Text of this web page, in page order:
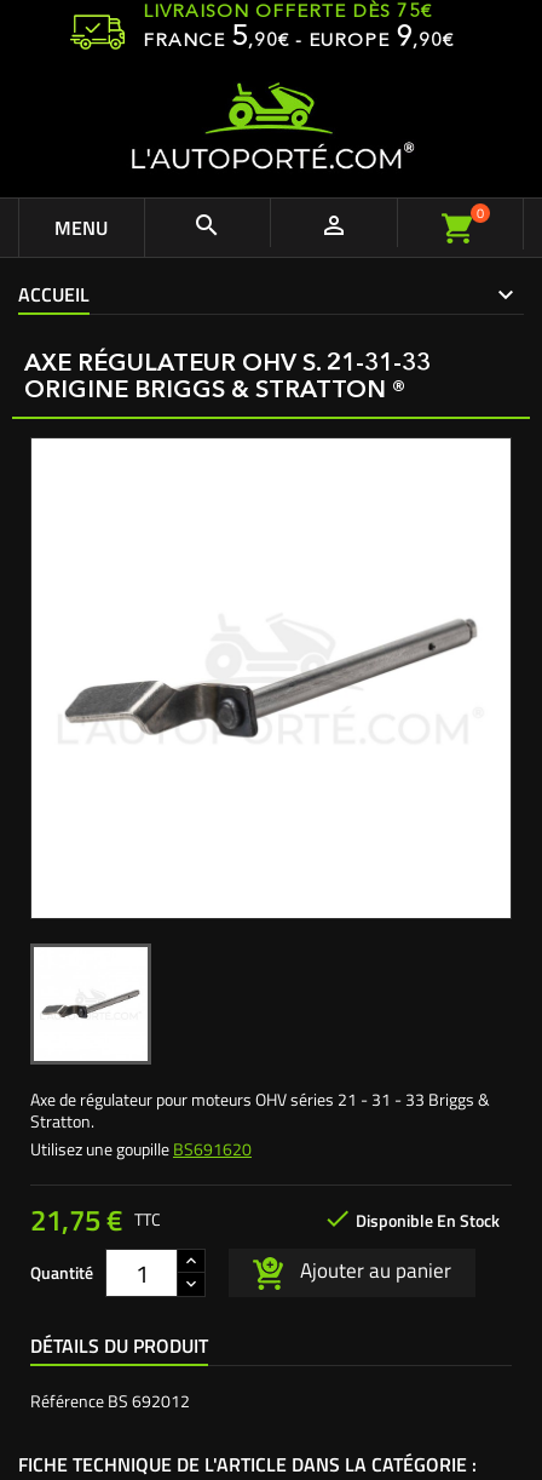
LIVRAISON OFFERTE DÈS 75€
FRANCE 5,90€ - EUROPE 9,90€
MENU   0
ACCUEIL
AXE RÉGULATEUR OHV S. 21-31-33
ORIGINE BRIGGS & STRATTON ®
Axe de régulateur pour moteurs OHV séries 21 - 31 - 33 Briggs &
Stratton.
Utilisez une goupilleBS691620
21,75 €  Disponible En Stock
TTC
Quantité Ajouter au panier
DÉTAILS DU PRODUIT
RéférenceBS 692012
FICHE TECHNIQUE DE L'ARTICLE DANS LA CATÉGORIE :